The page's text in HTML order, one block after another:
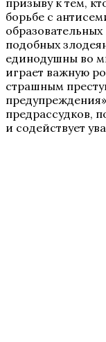
борьбе с
подобных
единодушны во
играет важную
страшным
предрассудков,
и содействует